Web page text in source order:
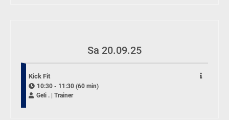
Sa 20.09.25
Kick Fit
10:30 - 11:30 (60 min)
Geli . | Trainer